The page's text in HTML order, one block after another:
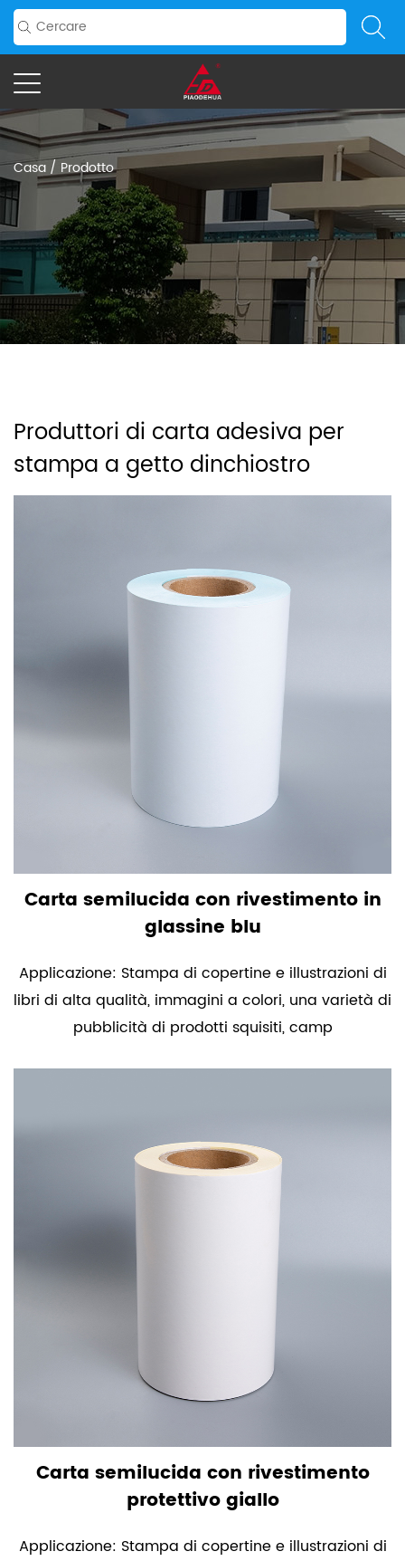
Casa / Prodotto
Produttori di carta adesiva per
stampa a getto dinchiostro
Carta semilucida con rivestimento in
glassine blu
Applicazione: Stampa di copertine e illustrazioni di
libri di alta qualità, immagini a colori, una varietà di
pubblicità di prodotti squisiti, camp
Carta semilucida con rivestimento
protettivo giallo
Applicazione: Stampa di copertine e illustrazioni di